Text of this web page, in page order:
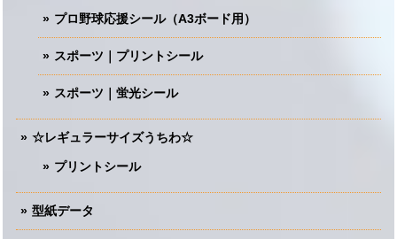
プロ野球応援シール（A3ボード用）
スポーツ｜プリントシール
スポーツ｜蛍光シール
☆レギュラーサイズうちわ☆
プリントシール
型紙データ